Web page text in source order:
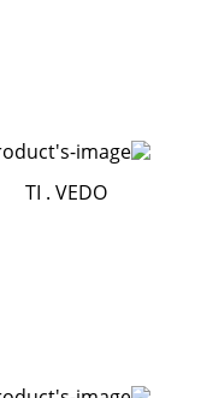
TI . VEDO